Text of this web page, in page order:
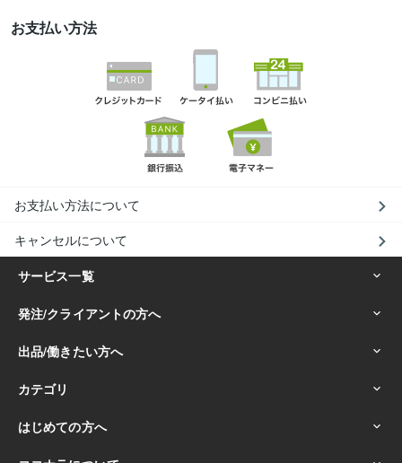
お支払い方法
お支払い方法について
キャンセルについて